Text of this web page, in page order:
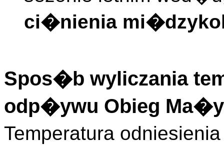
ci�nienia
Spos�b wyliczania
odp�ywu Obieg Ma�y
Temperatura